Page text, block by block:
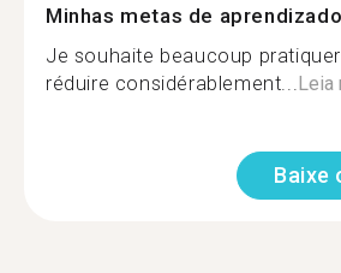
Minhas metas de aprendizado
Je souhaite beaucoup pratiquer
réduire considérablement...Leia
Baixe